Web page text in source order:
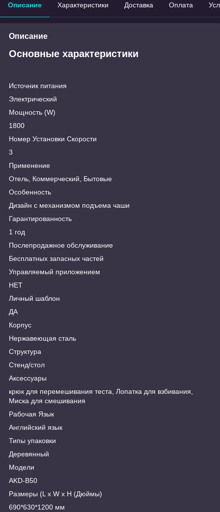
Описание Характеристики Доставка Оплата
Описание
Основные характеристики
Источник питания
Электрический
Мощность (W)
1800
Номер Установки Скорости
3
Применение
Отель, Коммерческий, Бытовые
Особенность
Дизайн с механизмом подъема чаши
Гарантированность
1 год
Послепродажное обслуживание
Бесплатных запасных частей
Управляемый приложением
НЕТ
Личный шаблон
ДА
Корпус
Нержавеющая сталь
Структура
Стенд/стол
Аксессуары
крюк для перемешивания теста, Лопатка для взбивания,
Миска для смешивания
Рабочая Язык
Aнглийский язык
Типы упаковки
Деревянный
Модели
AKD-B50
Размеры (L x W x H (Дюймы)
690*630*1200 мм